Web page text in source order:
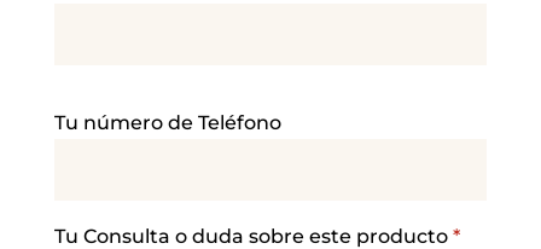
o
a
Tu número de Teléfono
Tu Consulta o duda sobre este producto *